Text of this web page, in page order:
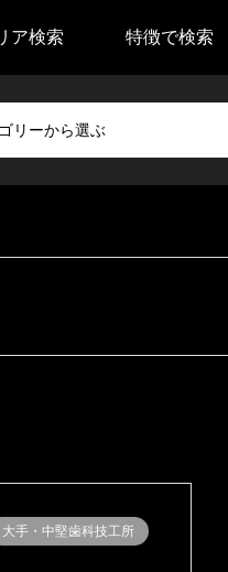
ア検索 特徴で検索
リーから選ぶ
大手・中堅歯科技工所